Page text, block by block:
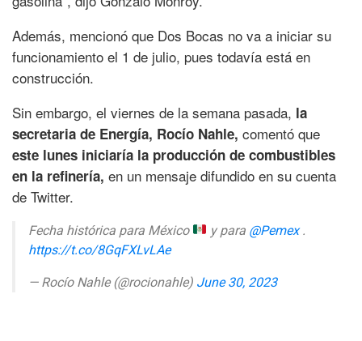
Además, mencionó que Dos Bocas no va a iniciar su
funcionamiento el 1 de julio, pues todavía está en
construcción.
Sin embargo, el viernes de la semana pasada, la
secretaria de Energía, Rocío Nahle, comentó que
este lunes iniciaría la producción de combustibles
en la refinería, en un mensaje difundido en su cuenta
de Twitter.
Fecha histórica para México y para @Pemex.
https://t.co/8GqFXLvLAe
— Rocío Nahle (@rocionahle) June 30, 2023